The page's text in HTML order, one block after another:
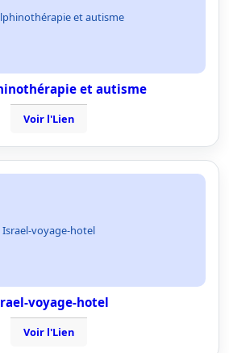
et autisme
et autisme
Voir l'Lien
Israel-voyage-hotel
voyage-hotel
Voir l'Lien